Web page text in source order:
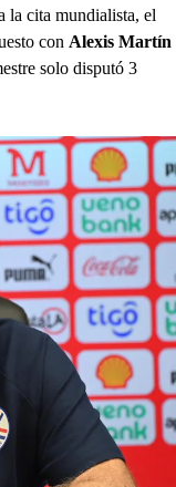
la cita mundialista, el
con Alexis Martín
solo disputó 3